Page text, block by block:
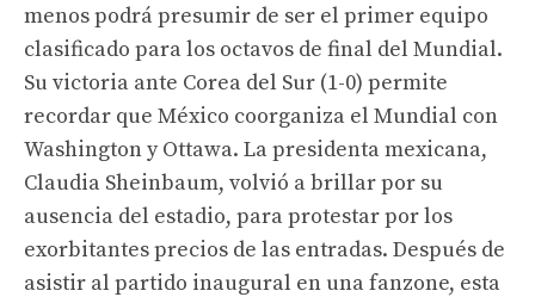
menos podrá presumir de ser el primer equipo
clasificado para los octavos de final del Mundial.
Su victoria ante Corea del Sur (1-0) permite
recordar que México coorganiza el Mundial con
Washington y Ottawa. La presidenta mexicana,
Claudia Sheinbaum, volvió a brillar por su
ausencia del estadio, para protestar por los
exorbitantes precios de las entradas. Después de
asistir al partido inaugural en una fanzone, esta